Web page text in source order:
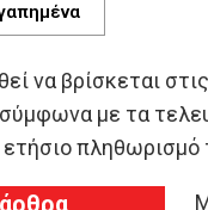
να βρίσκεται
με τα
πληθωρισμό